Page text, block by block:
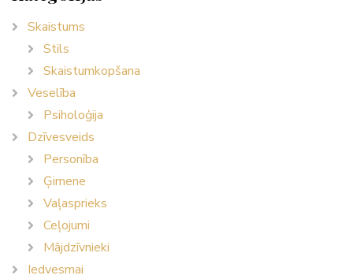
Skaistums
Stils
Skaistumkopšana
Veselība
Psiholoģija
Dzīvesveids
Personība
Ģimene
Vaļasprieks
Ceļojumi
Mājdzīvnieki
Iedvesmai